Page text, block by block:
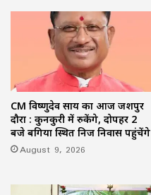
CM विष्णुदेव साय का आज जशपुर
दौरा : कुनकुरी में रुकेंगे, दोपहर 2
बजे बगिया स्थित निज निवास पहुंचेंगे
August 9, 2026